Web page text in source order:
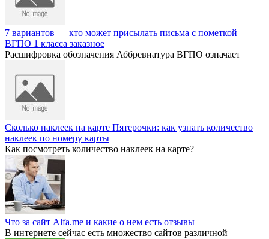
7 вариантов — кто может присылать письма с пометкой
ВГПО 1 класса заказное
Расшифровка обозначения Аббревиатура ВГПО означает
Сколько наклеек на карте Пятерочки: как узнать количество
наклеек по номеру карты
Как посмотреть количество наклеек на карте?
Что за сайт Alfa.me и какие о нем есть отзывы
В интернете сейчас есть множество сайтов различной